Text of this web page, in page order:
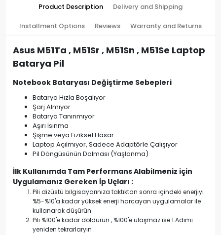
Product Description Delivery and Shipping
Installment Options Reviews Warranty and Returns
Asus M51Ta , M51Sr , M51Sn , M51Se Laptop
Batarya Pil
Notebook Bataryası Değiştirme Sebepleri
Batarya Hızla Boşalıyor
Şarj Almıyor
Batarya Tanınmıyor
Aşırı Isınma
Şişme veya Fiziksel Hasar
Laptop Açılmıyor, Sadece Adaptörle Çalışıyor
Pil Döngüsünün Dolması (Yaşlanma)
İlk Kullanımda Tam Performans Alabilmeniz için
Uygulamanız Gereken İp Uçları :
Pili dizüstü bilgisayarınıza taktıktan sonra içindeki enerjiyi
%5-%10'a kadar yüksek enerji harcayan uygulamalar ile
kullanarak düşürün.
Pili %100'e kadar doldurun , %100'e ulaşmaz ise 1.Adımı
yeniden tekrarlaryın .